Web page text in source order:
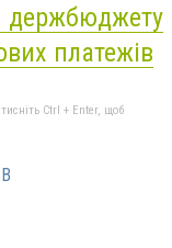
платежів
Ctrl + Enter, щоб